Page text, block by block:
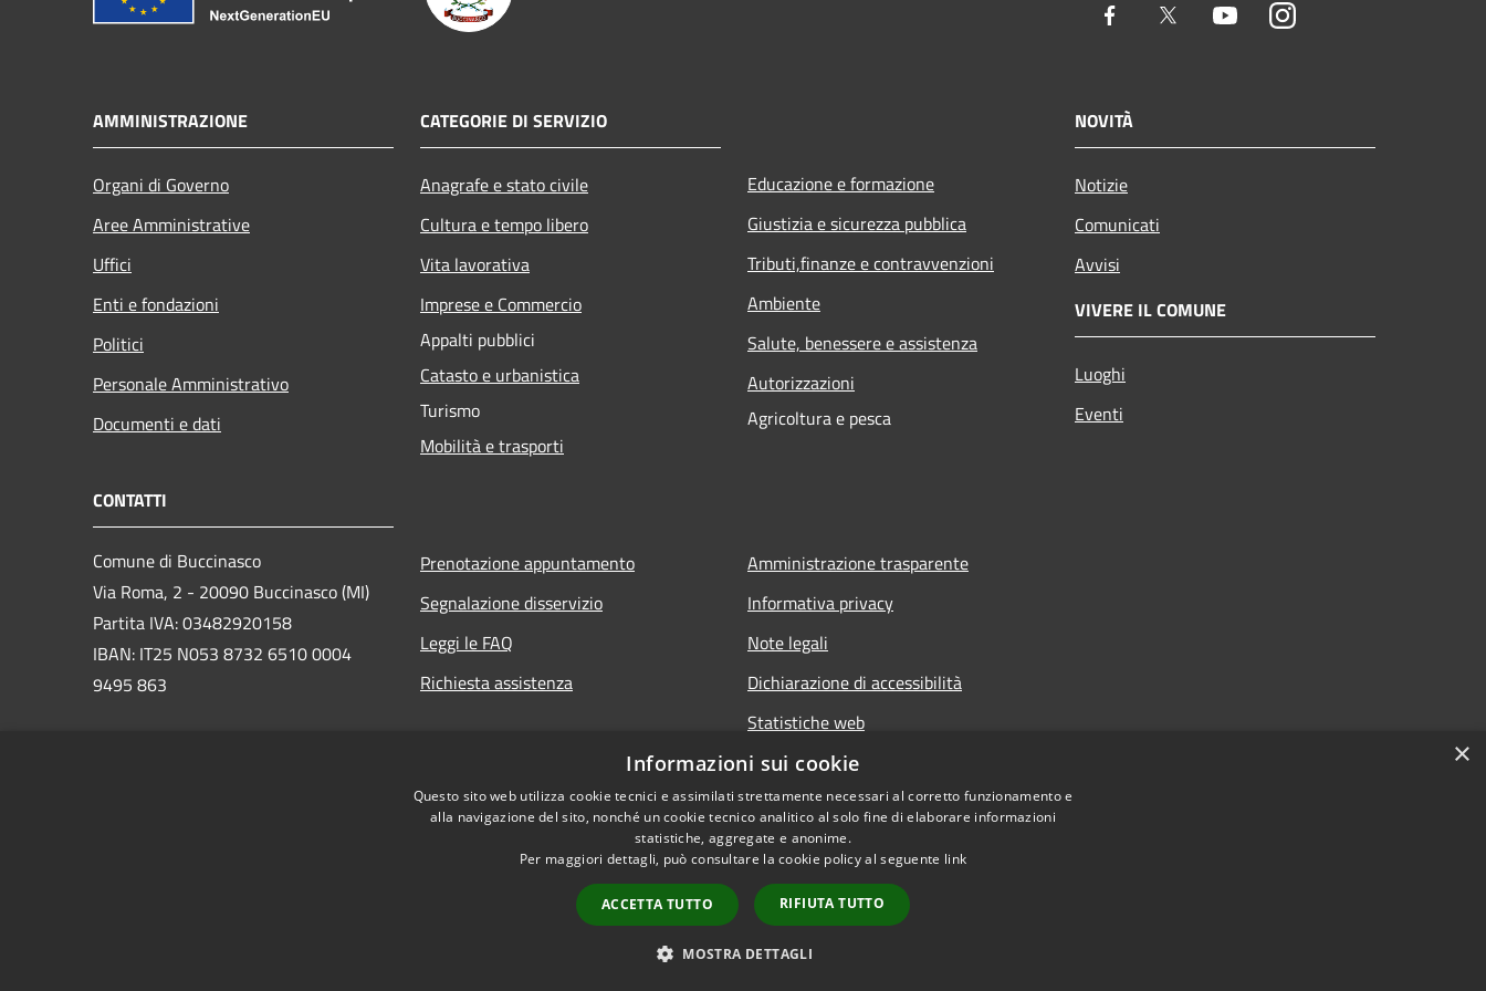
Facebook Twitter YoutubeInstagram
AMMINISTRAZIONE
Organi di Governo
Aree Amministrative
Uffici
Enti e fondazioni
Politici
Personale Amministrativo
Documenti e dati
CATEGORIE DI SERVIZIO
Anagrafe e stato civile
Cultura e tempo libero
Vita lavorativa
Imprese e Commercio
Appalti pubblici
Catasto e urbanistica
Turismo
Mobilità e trasporti
Educazione e formazione
Giustizia e sicurezza pubblica
Tributi,finanze e contravvenzioni
Ambiente
Salute, benessere e assistenza
Autorizzazioni
Agricoltura e pesca
NOVITÀ
Notizie
Comunicati
Avvisi
VIVERE IL COMUNE
Luoghi
Eventi
CONTATTI
Comune di Buccinasco
Via Roma, 2 - 20090 Buccinasco (MI)
Partita IVA: 03482920158
IBAN: IT25 N053 8732 6510 0004
9495 863
Prenotazione appuntamento
Segnalazione disservizio
Leggi le FAQ
Richiesta assistenza
Amministrazione trasparente
Informativa privacy
Note legali
Dichiarazione di accessibilità
Statistiche web
Whistleblowing Copyright © 2026 • Comune di Buccinasco • Powered by
×
Informazioni sui cookie
Questo sito web utilizza cookie tecnici e assimilati strettamente necessari al corretto funzionamento e
alla navigazione del sito, nonché un cookie tecnico analitico al solo fine di elaborare informazioni
statistiche, aggregate e anonime.
Per maggiori dettagli, può consultare la cookie policy al seguente link
ACCETTA TUTTO RIFIUTA TUTTO
MOSTRA DETTAGLI